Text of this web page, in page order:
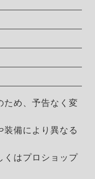
め、予告なく変
備により異なる
はプロショップ